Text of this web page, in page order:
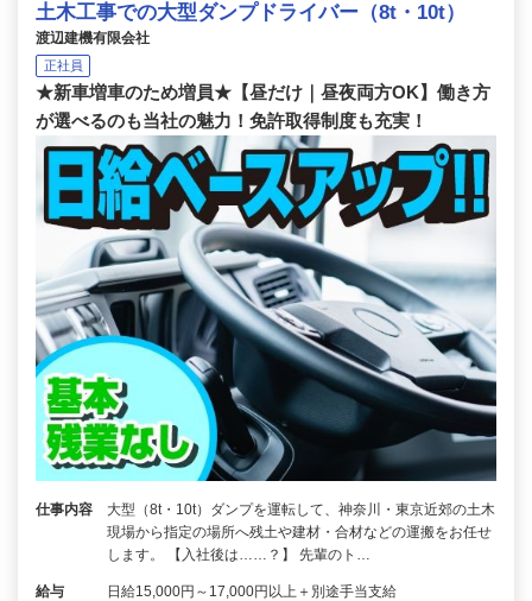
土木工事での大型ダンプドライバー（8t・10t）
渡辺建機有限会社
正社員
★新車増車のため増員★【昼だけ｜昼夜両方OK】働き方
が選べるのも当社の魅力！免許取得制度も充実！
仕事内容
大型（8t・10t）ダンプを運転して、神奈川・東京近郊の土木
現場から指定の場所へ残土や建材・合材などの運搬をお任せ
します。 【入社後は……？】 先輩のト…
給与 日給15,000円～17,000円以上＋別途手当支給